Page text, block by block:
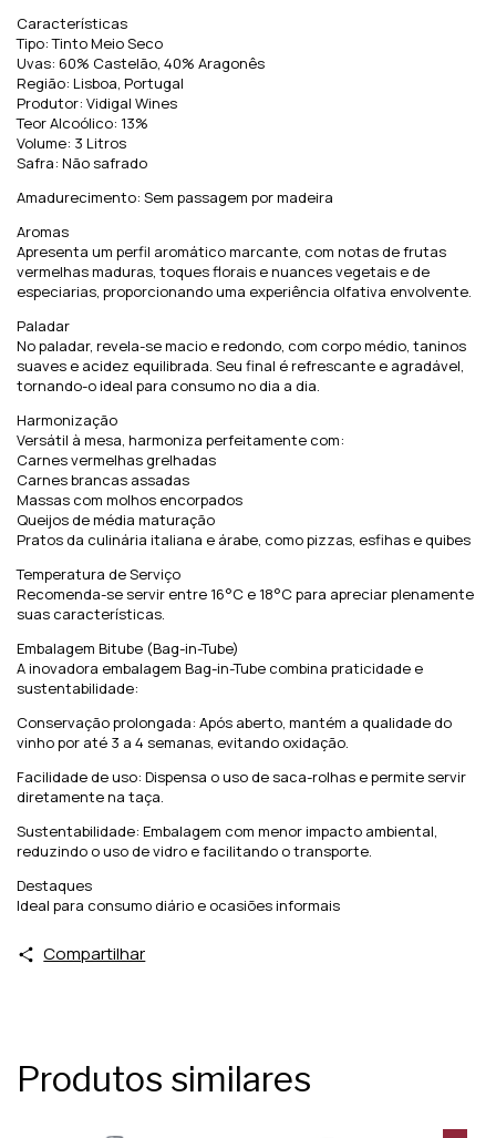
Características
Tipo: Tinto Meio Seco
Uvas: 60% Castelão, 40% Aragonês
Região: Lisboa, Portugal
Produtor: Vidigal Wines
Teor Alcoólico: 13%
Volume: 3 Litros
Safra: Não safrado
Amadurecimento: Sem passagem por madeira
Aromas
Apresenta um perfil aromático marcante, com notas de frutas
vermelhas maduras, toques florais e nuances vegetais e de
especiarias, proporcionando uma experiência olfativa envolvente.
Paladar
No paladar, revela-se macio e redondo, com corpo médio, taninos
suaves e acidez equilibrada. Seu final é refrescante e agradável,
tornando-o ideal para consumo no dia a dia.
Harmonização
Versátil à mesa, harmoniza perfeitamente com:
Carnes vermelhas grelhadas
Carnes brancas assadas
Massas com molhos encorpados
Queijos de média maturação
Pratos da culinária italiana e árabe, como pizzas, esfihas e quibes
Temperatura de Serviço
Recomenda-se servir entre 16°C e 18°C para apreciar plenamente
suas características.
Embalagem Bitube (Bag-in-Tube)
A inovadora embalagem Bag-in-Tube combina praticidade e
sustentabilidade:
Conservação prolongada: Após aberto, mantém a qualidade do
vinho por até 3 a 4 semanas, evitando oxidação.
Facilidade de uso: Dispensa o uso de saca-rolhas e permite servir
diretamente na taça.
Sustentabilidade: Embalagem com menor impacto ambiental,
reduzindo o uso de vidro e facilitando o transporte.
Destaques
Ideal para consumo diário e ocasiões informais
Compartilhar
Produtos similares